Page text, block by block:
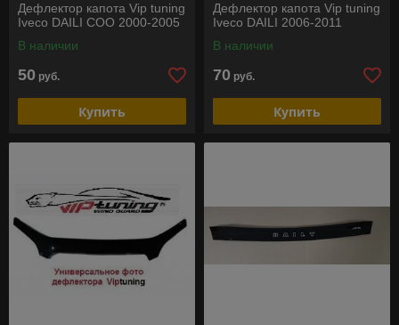
Дефлектор капота Vip tuning
Iveco DAILI COO 2000-2005
В наличии
50 руб.
Купить
Дефлектор капота Vip tuning
Iveco DAILI 2006-2011
В наличии
70 руб.
Купить